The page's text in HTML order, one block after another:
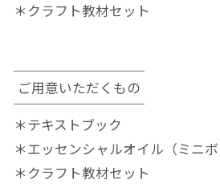
＊クラフト教材セット
ご用意いただくもの
＊テキストブック
＊エッセンシャルオイル（ミニボ
＊クラフト教材セット